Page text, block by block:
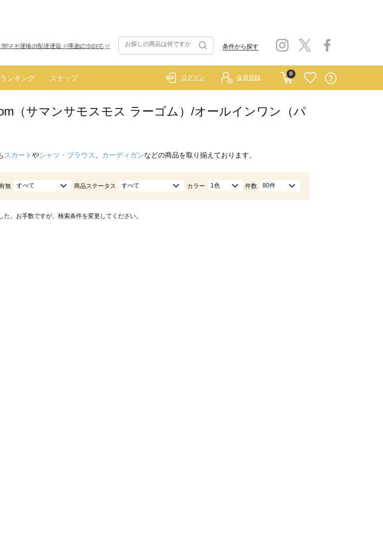
～サイトメンテナンス実施のお知らせ 条件から探す
ランキング スナップ
0
ログイン 会員登録
（サマンサモスモス ラーゴム）/オールインワン（パ
スカートやシャツ・ブラウス カーディガンなどの商品を取り揃えております。
無 すべて 商品ステータス すべて カラー 1色 件数 80件
。お手数ですが、検索条件を変更してください。